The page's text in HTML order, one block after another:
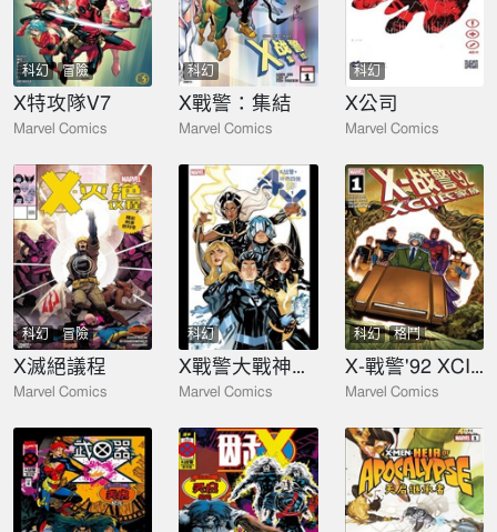
科幻 冒險
X特攻隊V7
Marvel Comics
科幻
X戰警：集結
Marvel Comics
科幻
X公司
Marvel Comics
科幻 冒險
X滅絕議程
Marvel Comics
科幻
X戰警大戰神奇四俠2020
Marvel Comics
科幻 格鬥
X-戰警'92 XCII氏家族
Marvel Comics